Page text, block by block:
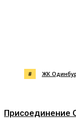
# ЖК
Присоединение